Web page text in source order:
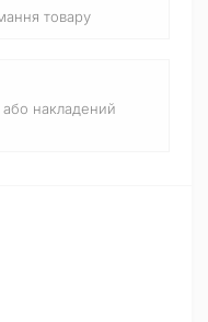
товару
накладений